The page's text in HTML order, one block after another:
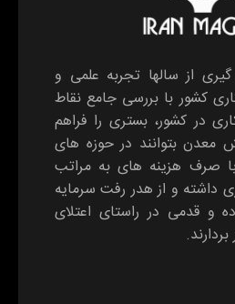
گیری از سالها تجربه علمی و
کشور با بررسی جامع نقاط
در کشور، بستری را فراهم
معدن بتوانند در حوزه های
صرف هزینه های به مراتب
داشته و از هدر رفت سرمایه
و قدمی در راستای اعتلای